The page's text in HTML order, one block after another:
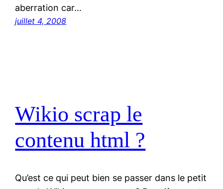
aberration car…
juillet 4, 2008
Wikio scrap le
contenu html ?
Qu’est ce qui peut bien se passer dans le petit